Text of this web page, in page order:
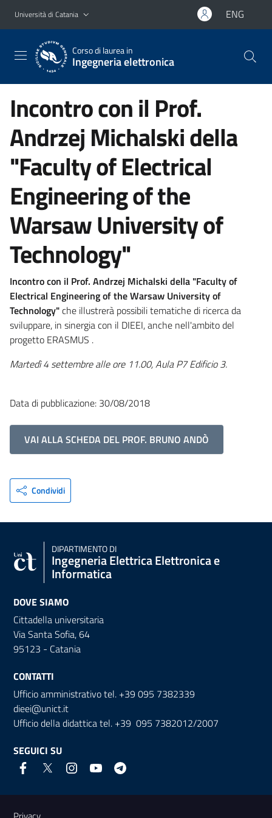
Vai al contenuto principale
Vai al menu di navigazione
Università di Catania ENG
Corso di laurea in
Ingegneria elettronica
Incontro con il Prof.
Andrzej Michalski della
"Faculty of Electrical
Engineering of the
Warsaw University of
Technology"
Incontro con il Prof. Andrzej Michalski della "Faculty of
Electrical Engineering of the Warsaw University of
Technology"che illustrerà possibili tematiche di ricerca da
sviluppare, in sinergia con il DIEEI, anche nell'ambito del
progetto ERASMUS .
Martedì 4 settembre alle ore 11.00, Aula P7 Edificio 3.
Data di pubblicazione: 30/08/2018
VAI ALLA SCHEDA DEL PROF. BRUNO ANDÒ
Condividi
DIPARTIMENTO DI
Ingegneria Elettrica Elettronica e
Informatica
DOVE SIAMO
Cittadella universitaria
Via Santa Sofia, 64
95123 - Catania
CONTATTI
Ufficio amministrativo tel. +39 095 7382339
dieei@unict.it
Ufficio della didattica tel. +39 095 7382012/2007
SEGUICI SU
Link e informazioni utili